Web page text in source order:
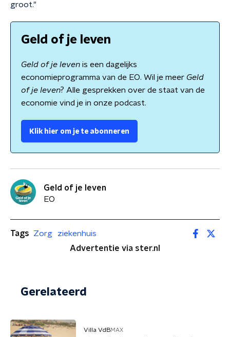
groot."
Geld of je leven
Geld of je leven is een dagelijks
economieprogramma van de EO. Wil je meer Geld
of je leven? Alle gesprekken over de staat van de
economie vind je in onze podcast.
Klik hier om je te abonneren
Geld of je leven
EO
Tags Zorg
ziekenhuis
Advertentie via ster.nl
Gerelateerd
Villa VdBMAX